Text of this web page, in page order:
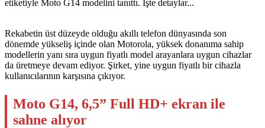
etiketiyle Moto G14 modelini tanıttı. İşte detaylar...
Rekabetin üst düzeyde olduğu akıllı telefon dünyasında son
dönemde yükseliş içinde olan Motorola, yüksek donanıma sahip
modellerin yanı sıra uygun fiyatlı model arayanlara uygun cihazlar
da üretmeye devam ediyor. Şirket, yine uygun fiyatlı bir cihazla
kullanıcılarının karşısına çıkıyor.
Moto G14, 6,5” Full HD+ ekran ile
sahne alıyor